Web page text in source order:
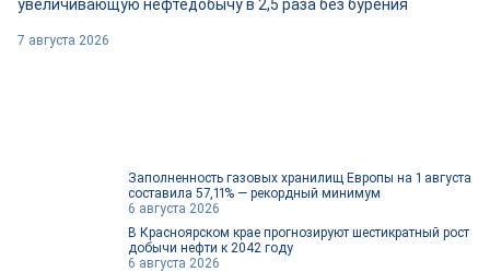
увеличивающую нефтедобычу в 2,5 раза без бурения
7 августа 2026
Заполненность газовых хранилищ Европы на 1 августа
составила 57,11% — рекордный минимум
6 августа 2026
В Красноярском крае прогнозируют шестикратный рост
добычи нефти к 2042 году
6 августа 2026